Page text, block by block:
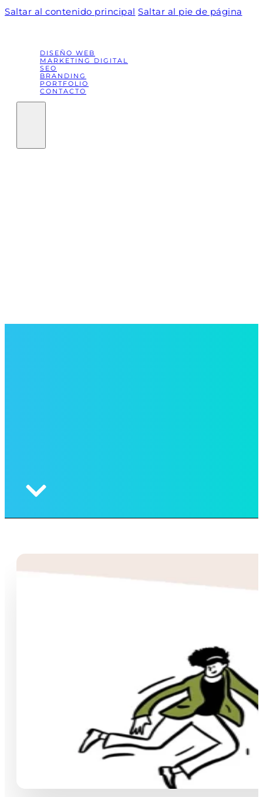
Saltar al contenido principal Saltar al pie de página
DISEÑO WEB
MARKETING DIGITAL
SEO
BRANDING
PORTFOLIO
CONTACTO